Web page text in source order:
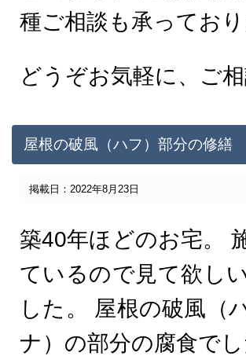
種ご相談も承っており
どうぞお気軽に、ご
屋根の破風（ハフ）部分の修繕
掲載日：2022年8月23日
築40年ほどのお宅。
ているので見て欲し
した。 屋根の破風（
ナ）の部分の腐食でし